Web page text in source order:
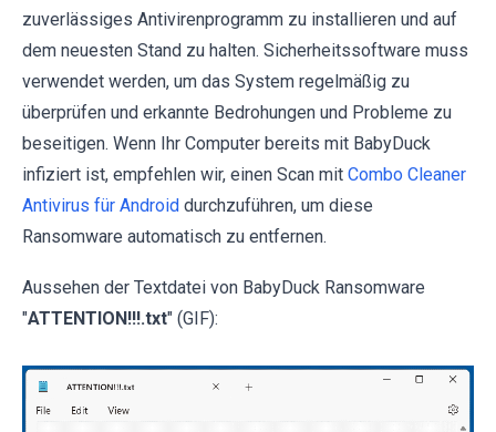
zuverlässiges Antivirenprogramm zu installieren und auf
dem neuesten Stand zu halten. Sicherheitssoftware muss
verwendet werden, um das System regelmäßig zu
überprüfen und erkannte Bedrohungen und Probleme zu
beseitigen. Wenn Ihr Computer bereits mit BabyDuck
infiziert ist, empfehlen wir, einen Scan mit Combo Cleaner
Antivirus für Android durchzuführen, um diese
Ransomware automatisch zu entfernen.
Aussehen der Textdatei von BabyDuck Ransomware
"ATTENTION!!!.txt" (GIF):